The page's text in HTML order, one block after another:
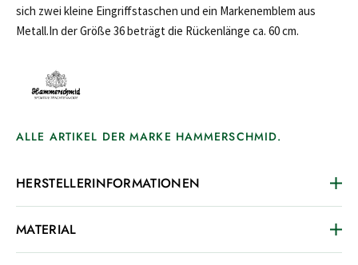
sich zwei kleine Eingriffstaschen und ein Markenemblem aus
Metall.In der Größe 36 beträgt die Rückenlänge ca. 60 cm.
ALLE ARTIKEL DER MARKE HAMMERSCHMID.
HERSTELLERINFORMATIONEN
MATERIAL